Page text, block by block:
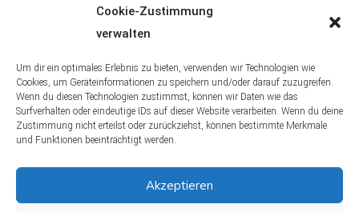
Cookie-Zustimmung
verwalten
Um dir ein optimales Erlebnis zu bieten, verwenden wir Technologien wie
Cookies, um Geräteinformationen zu speichern und/oder darauf zuzugreifen.
Wenn du diesen Technologien zustimmst, können wir Daten wie das
Surfverhalten oder eindeutige IDs auf dieser Website verarbeiten. Wenn du deine
Zustimmung nicht erteilst oder zurückziehst, können bestimmte Merkmale
und Funktionen beeinträchtigt werden.
Akzeptieren
notwendig. Vorbeugung ist wichtig: Schütze deine
Wohnung aktiv vor Raucheintritt. Dieser Leitfaden
bietet eine umfassende Strategie zur
Geruchseliminierung und Prävention.